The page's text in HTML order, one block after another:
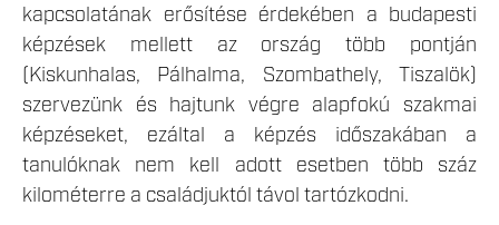
kapcsolatának erősítése érdekében a budapesti
képzések mellett az ország több pontján
(Kiskunhalas, Pálhalma, Szombathely, Tiszalök)
szervezünk és hajtunk végre alapfokú szakmai
képzéseket, ezáltal a képzés időszakában a
tanulóknak nem kell adott esetben több száz
kilométerre a családjuktól távol tartózkodni.